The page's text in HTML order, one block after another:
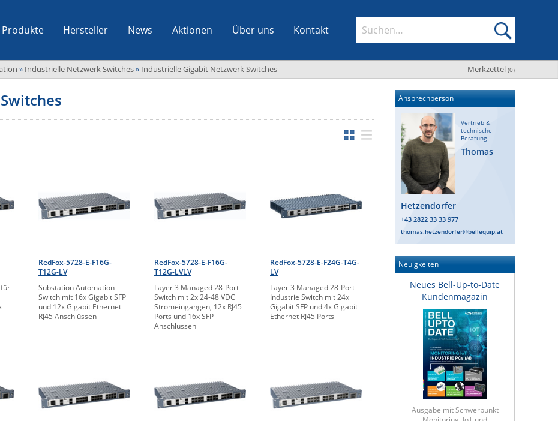
Produkte Hersteller News Aktionen Über uns Kontakt
Merkzettel (0)
» Industrielle Netzwerk Switches» Industrielle Gigabit Netzwerk Switches
RedFox-5728-E-F16G-
T12G-LV
Substation Automation
Switch mit 16x Gigabit SFP
und 12x Gigabit Ethernet
RJ45 Anschlüssen
RedFox-5728-E-F16G-
T12G-LVLV
Layer 3 Managed 28-Port
Switch mit 2x 24-48 VDC
Stromeingängen, 12x RJ45
Ports und 16x SFP
Anschlüssen
RedFox-5728-E-F24G-T4G-
LV
Layer 3 Managed 28-Port
Industrie Switch mit 24x
Gigabit SFP und 4x Gigabit
Ethernet RJ45 Ports
Ansprechperson
Vertrieb &
technische
Beratung
Thomas
Hetzendorfer
+43 2822 33 33 977
thomas.hetzendorfer@bellequip.at
Neuigkeiten
Neues Bell-Up-to-Date
Kundenmagazin
Ausgabe mit Schwerpunkt